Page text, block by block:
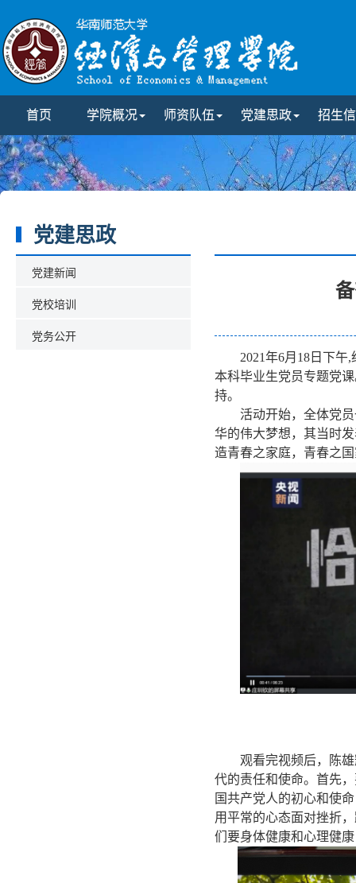
首页 学院概况 师资队伍 党建思政 招生
党建思政
党建新闻
党校培训
党务公开
2021年6月18日下午
本科毕业生党员专题党
持。
活动开始，全体党
华的伟大梦想，其当时
造青春之家庭，青春之
观看完视频后，陈
代的责任和使命。首先
国共产党人的初心和使
用平常的心态面对挫折
们要身体健康和心理健